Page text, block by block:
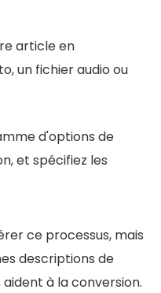
article en
un fichier audio ou
d'options de
et spécifiez les
ce processus, mais
descriptions de
à la conversion.